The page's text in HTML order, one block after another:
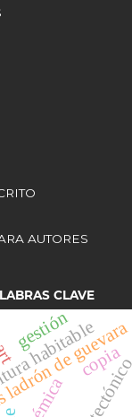
AUTORES
CLAVE
de guevara
habitable
gestión
copia